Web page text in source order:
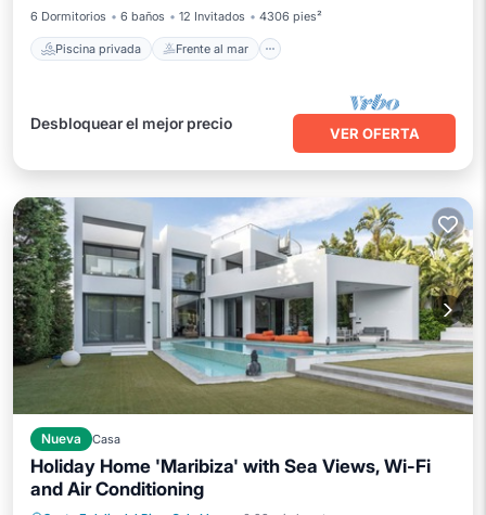
6 Dormitorios
6 baños 12 Invitados 4306 pies²
Piscina privada Frente al mar
Desbloquear el mejor precio
VER OFERTA
Nueva Casa
Holiday Home 'Maribiza' with Sea Views, Wi-Fi
and Air Conditioning
Piscina privada